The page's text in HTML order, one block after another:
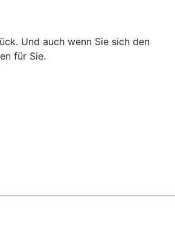
Und auch wenn Sie sich den
für Sie.